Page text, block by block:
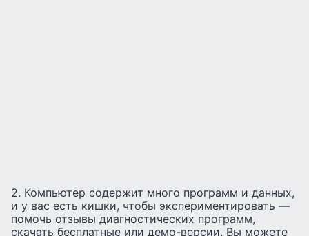
2. Компьютер содержит много программ и данных,
и у вас есть кишки, чтобы экспериментировать —
помочь отзывы диагностических программ,
скачать бесплатные или демо-версии. Вы можете